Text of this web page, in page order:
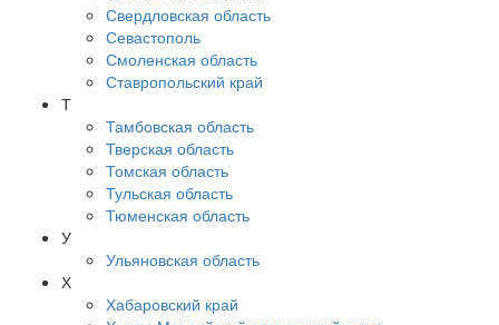
Свердловская область
Севастополь
Смоленская область
Ставропольский край
Т
Тамбовская область
Тверская область
Томская область
Тульская область
Тюменская область
У
Ульяновская область
Х
Хабаровский край